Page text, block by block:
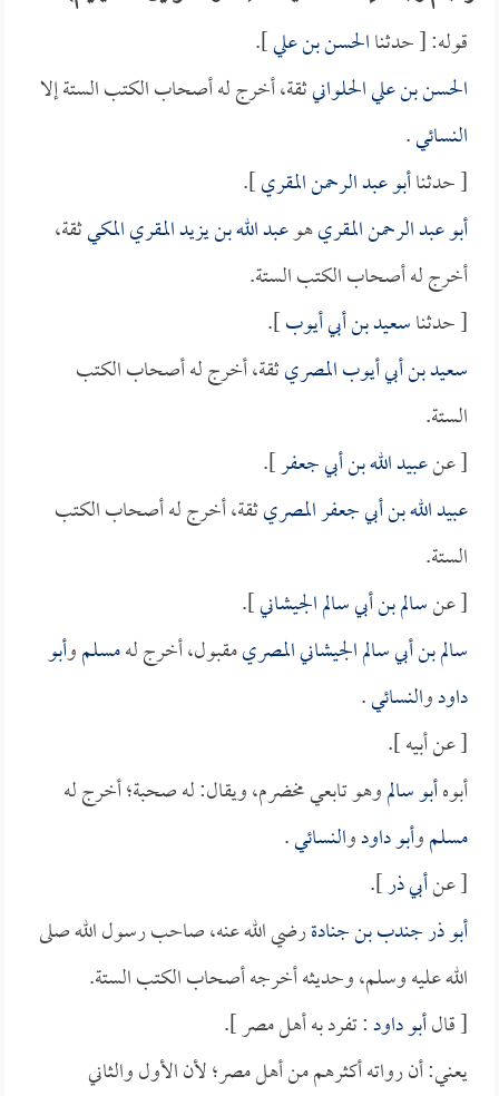
قوله: [ حدثناالحسن بن علي].
الحسن بن علي الحلوانيثقة، أخرج له أصحاب الكتب الستة إلا
النسائي.
[ حدثناأبو عبد الرحمن المقري].
أبو عبد الرحمن المقريهوعبد الله بن يزيد المقري المكيثقة،
أخرج له أصحاب الكتب الستة.
[ حدثناسعيد بن أبي أيوب].
سعيد بن أبي أيوب المصريثقة، أخرج له أصحاب الكتب
الستة.
[ عنعبيد الله بن أبي جعفر].
عبيد الله بن أبي جعفر المصريثقة، أخرج له أصحاب الكتب
الستة.
[ عنسالم بن أبي سالم الجيشاني].
سالم بن أبي سالم الجيشاني المصريمقبول، أخرج لهمسلموأبو
داودوالنسائي.
[ عن أبيه ].
أبوهأبو سالموهو تابعي مخضرم، ويقال: له صحبة؛ أخرج له
مسلموأبو داودوالنسائي.
[ عنأبي ذر].
أبو ذر جندب بن جنادةرضي الله عنه، صاحب رسول الله صلى
الله عليه وسلم، وحديثه أخرجه أصحاب الكتب الستة.
[ قالأبو داود: تفرد به أهل مصر ].
يعني: أن رواته أكثرهم من أهل مصر؛ لأن الأول والثاني